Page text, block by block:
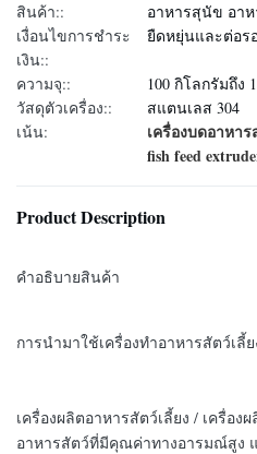
สินค้า::
อาหารสุนัข อา
เงื่อนไขการชำระ
เงิน::
ยืดหยุ่นและต่อร
ความจุ::
100 กิโลกรัมถึง
วัสดุตัวเครื่อง::
สแตนเลส 304
เน้น:
เครื่องบดอาหา
fish feed
Product Description
คําอธิบายสินค้า
การนํามาใช้เครื่องทําอาหารสัตว์เลี้ย
เครื่องผลิตอาหารสัตว์เลี้ยง / เครื่อง
อาหารสัตว์ที่มีคุณค่าทางอารมณ์สูง